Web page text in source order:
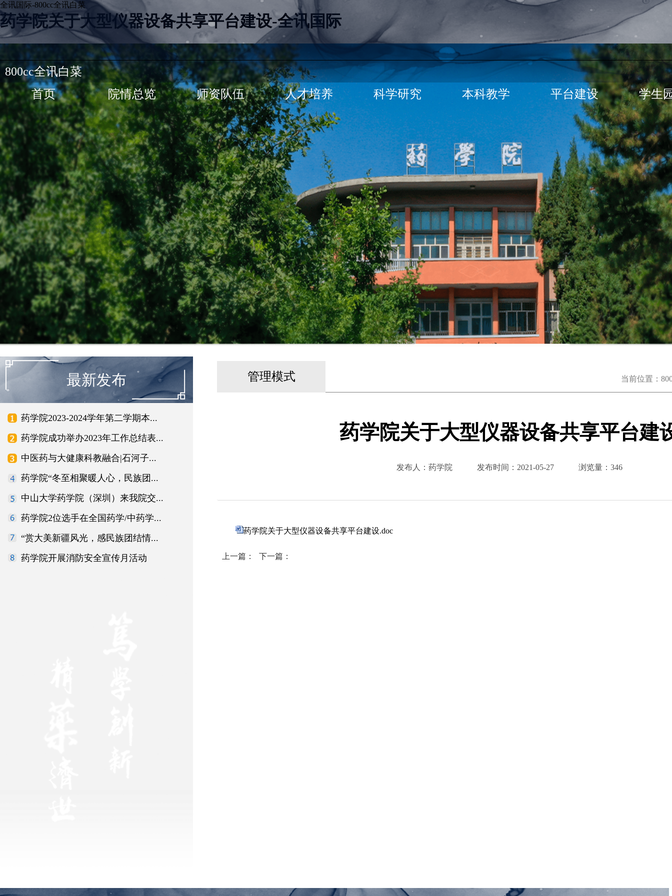
药学院关于大型仪器设备共享平台建设-全讯国际
全讯国际-800cc全讯白菜
800cc全讯白菜
首页
院情总览 师资队伍 人才培养 科学研究 本科教学 平台建设 学生
最新发布
药学院2023-2024学年第二学期本...
药学院成功举办2023年工作总结表...
中医药与大健康科教融合|石河子...
药学院“冬至相聚暖人心，民族团...
中山大学药学院（深圳）来我院交...
药学院2位选手在全国药学/中药学...
“赏大美新疆风光，感民族团结情...
药学院开展消防安全宣传月活动
管理模式 当前位置：
药学院关于大型仪器设备共享平台建
发布人：药学院 发布时间： 2021-05-27 浏览量： 346
药学院关于大型仪器设备共享平台建设.doc
上一篇： 下一篇：